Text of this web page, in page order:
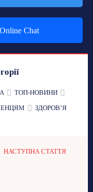
Chat
ТОП-НОВИНИ
ЗДОРОВʼЯ
НАСТУПНА СТАТТЯ